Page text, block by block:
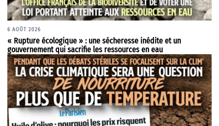
6 AOÛT 2026
« Rupture écologique » : une sécheresse inédite et un
gouvernement qui sacrifie les ressources en eau